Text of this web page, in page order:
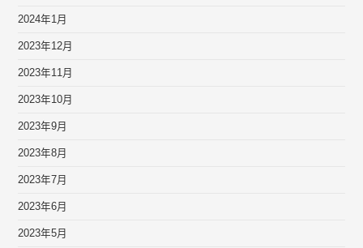
2024年1月
2023年12月
2023年11月
2023年10月
2023年9月
2023年8月
2023年7月
2023年6月
2023年5月